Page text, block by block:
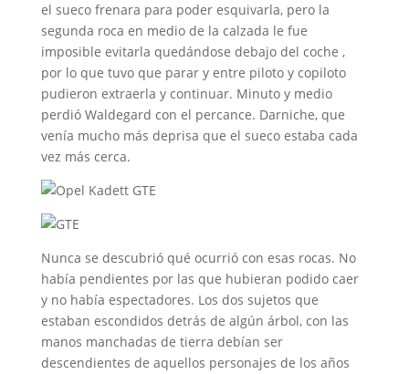
el sueco frenara para poder esquivarla, pero la
segunda roca en medio de la calzada le fue
imposible evitarla quedándose debajo del coche ,
por lo que tuvo que parar y entre piloto y copiloto
pudieron extraerla y continuar. Minuto y medio
perdió Waldegard con el percance. Darniche, que
venía mucho más deprisa que el sueco estaba cada
vez más cerca.
Nunca se descubrió qué ocurrió con esas rocas. No
había pendientes por las que hubieran podido caer
y no había espectadores. Los dos sujetos que
estaban escondidos detrás de algún árbol, con las
manos manchadas de tierra debían ser
descendientes de aquellos personajes de los años